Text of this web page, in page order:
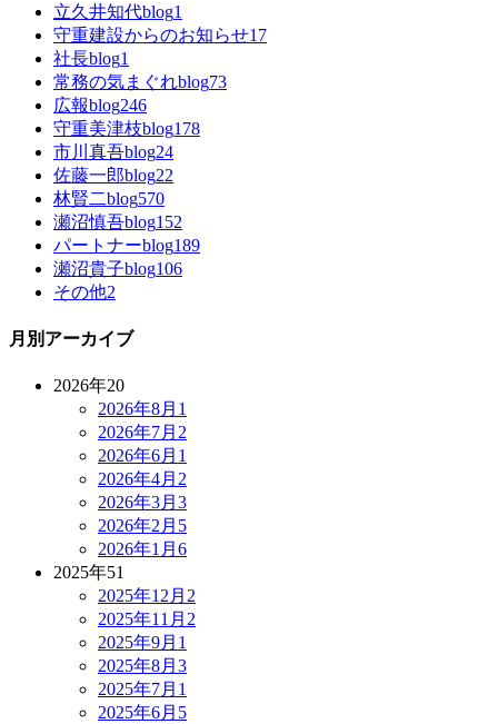
立久井知代blog1
守重建設からのお知らせ17
社長blog1
常務の気まぐれblog73
広報blog246
守重美津枝blog178
市川真吾blog24
佐藤一郎blog22
林賢二blog570
瀬沼慎吾blog152
パートナーblog189
瀬沼貴子blog106
その他2
月別アーカイブ
2026年20
2026年8月 1
2026年7月 2
2026年6月 1
2026年4月 2
2026年3月 3
2026年2月 5
2026年1月 6
2025年51
2025年12月 2
2025年11月 2
2025年9月 1
2025年8月 3
2025年7月 1
2025年6月 5